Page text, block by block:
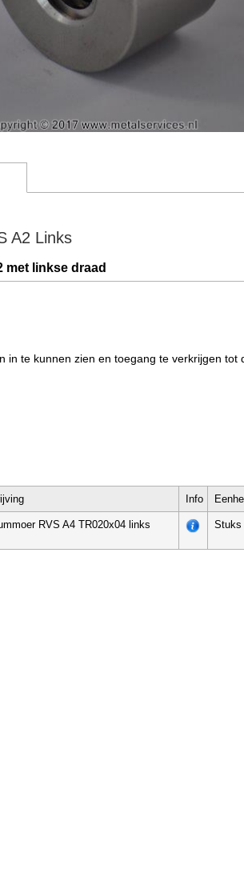
A2 Links
met linkse draad
in te kunnen zien en toegang te verkrijgen
Info
RVS A4 TR020x04 links
Stuks